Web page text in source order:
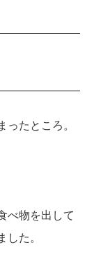
ったところ。
べ物を出して
した。